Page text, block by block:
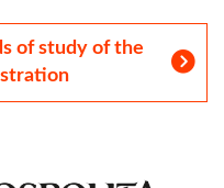
of study of the